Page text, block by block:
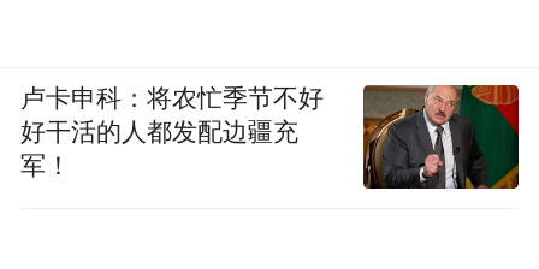
卢卡申科：将农忙季节不好
好干活的人都发配边疆充
军！